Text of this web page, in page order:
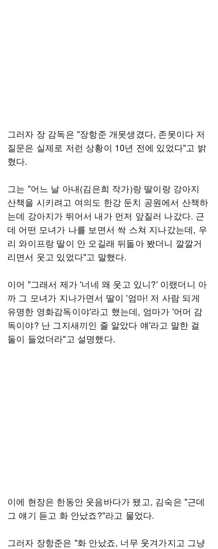
그러자 장 감독은 "장항준 개못생겼다, 존못이다 저
질문은 실제로 저런 상황이 10년 전에 있었다"고 밝
혔다.
그는 "어느 날 아내(김은희 작가)랑 딸이랑 강아지
산책을 시키려고 여의도 한강 둔치 공원에서 산책하
는데 강아지가 뛰어서 내가 먼저 앞질러 나갔다. 근
데 어떤 모녀가 나를 보면서 싹 스쳐 지나갔는데, 우
리 와이프랑 딸이 안 오길래 뒤돌아 봤더니 깔깔거
리면서 웃고 있었다"고 말했다.
이어 "그래서 제가 '너네 왜 웃고 있니?' 이랬더니 아
까 그 모녀가 지나가면서 딸이 '엄마! 저 사람 되게
유명한 영화감독이야'라고 했는데, 엄마가 '어머 감
독이야? 난 그지새끼인 줄 알았다 얘'라고 말한 걸
둘이 들었더라"고 설명했다.
이에 현장은 한동안 웃음바다가 됐고, 김숙은 "근데
그 얘기 듣고 화 안났죠?"라고 물었다.
그러자 장항준은 "화 안났죠, 너무 웃겨가지고 그냥